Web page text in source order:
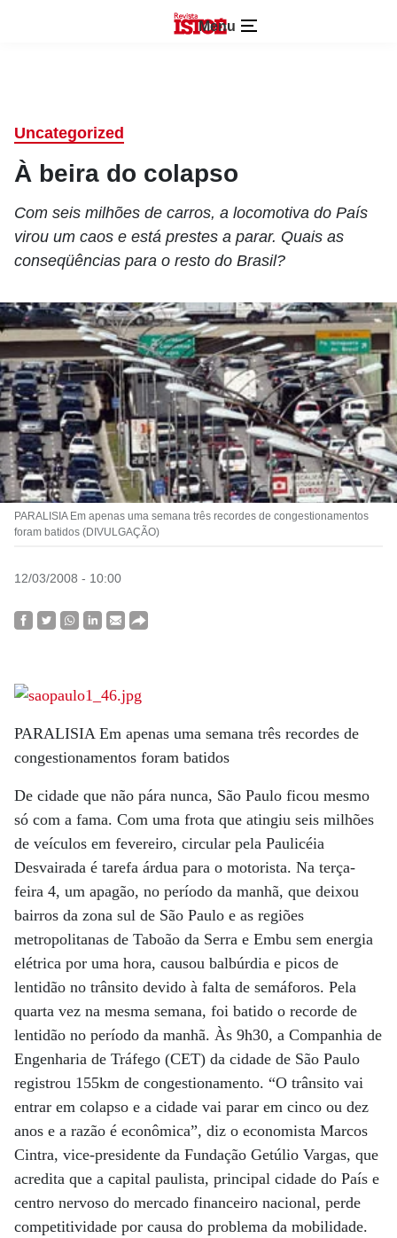
Menu
Uncategorized
À beira do colapso
Com seis milhões de carros, a locomotiva do País
virou um caos e está prestes a parar. Quais as
conseqüências para o resto do Brasil?
PARALISIA Em apenas uma semana três recordes de congestionamentos
foram batidos (DIVULGAÇÃO)
12/03/2008 - 10:00
PARALISIA Em apenas uma semana três recordes de
congestionamentos foram batidos
De cidade que não pára nunca, São Paulo ficou mesmo
só com a fama. Com uma frota que atingiu seis milhões
de veículos em fevereiro, circular pela Paulicéia
Desvairada é tarefa árdua para o motorista. Na terça-
feira 4, um apagão, no período da manhã, que deixou
bairros da zona sul de São Paulo e as regiões
metropolitanas de Taboão da Serra e Embu sem energia
elétrica por uma hora, causou balbúrdia e picos de
lentidão no trânsito devido à falta de semáforos. Pela
quarta vez na mesma semana, foi batido o recorde de
lentidão no período da manhã. Às 9h30, a Companhia de
Engenharia de Tráfego (CET) da cidade de São Paulo
registrou 155km de congestionamento. “O trânsito vai
entrar em colapso e a cidade vai parar em cinco ou dez
anos e a razão é econômica”, diz o economista Marcos
Cintra, vice-presidente da Fundação Getúlio Vargas, que
acredita que a capital paulista, principal cidade do País e
centro nervoso do mercado financeiro nacional, perde
competitividade por causa do problema da mobilidade.